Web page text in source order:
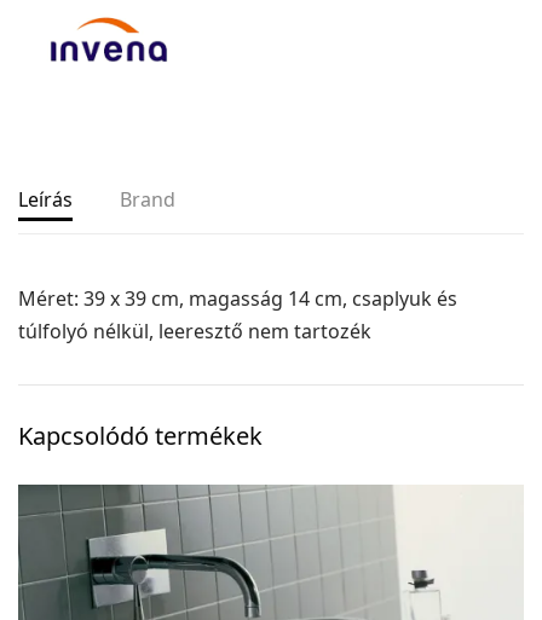
Leírás Brand
Méret: 39 x 39 cm, magasság 14 cm, csaplyuk és
túlfolyó nélkül, leeresztő nem tartozék
Kapcsolódó termékek